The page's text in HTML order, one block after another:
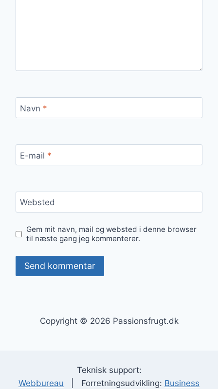
Navn *
E-mail *
Websted
Gem mit navn, mail og websted i denne browser
til næste gang jeg kommenterer.
Copyright © 2026 Passionsfrugt.dk
Teknisk support:
Webbureau | Forretningsudvikling: Business